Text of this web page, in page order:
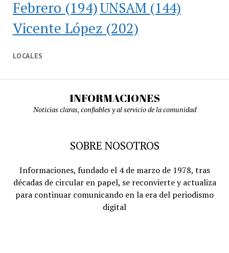
Febrero (194)UNSAM (144)
Vicente López (202)
LOCALES
INFORMACIONES
Noticias claras, confiables y al servicio de la comunidad
SOBRE NOSOTROS
Informaciones, fundado el 4 de marzo de 1978, tras
décadas de circular en papel, se reconvierte y actualiza
para continuar comunicando en la era del periodismo
digital